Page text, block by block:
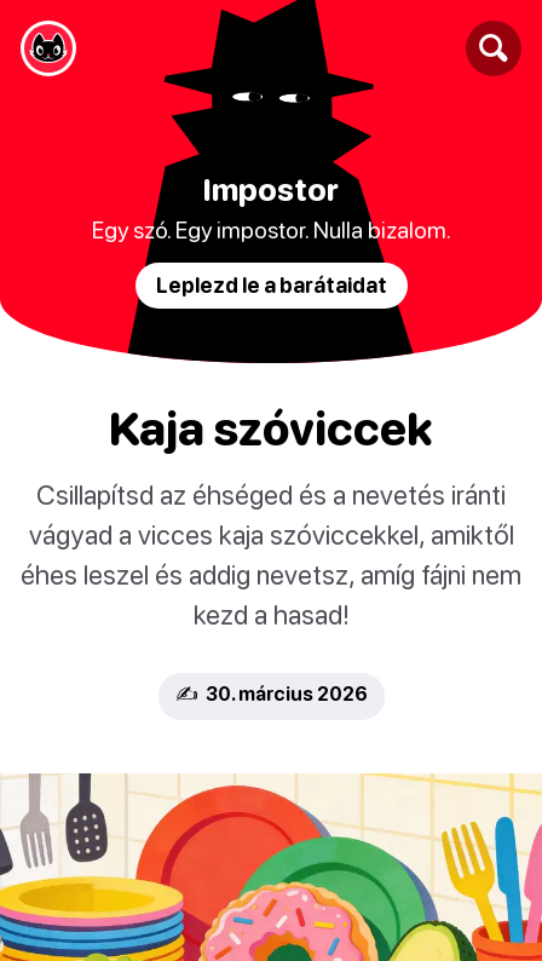
Impostor
Egy szó. Egy impostor. Nulla bizalom.
Leplezd le a barátaidat
Kaja szóviccek
Csillapítsd az éhséged és a nevetés iránti
vágyad a vicces kaja szóviccekkel, amiktől
éhes leszel és addig nevetsz, amíg fájni nem
kezd a hasad!
✍️ 30. március 2026